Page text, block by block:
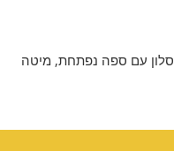
סלון עם ספה נפתחת, מיטה